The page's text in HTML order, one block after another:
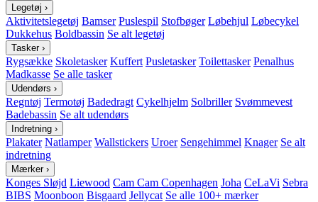
Legetøj ›
Aktivitetslegetøj Bamser Puslespil Stofbøger Løbehjul Løbecykel
Dukkehus Boldbassin Se alt legetøj
Tasker ›
Rygsække Skoletasker Kuffert Pusletasker Toilettasker Penalhus
Madkasse Se alle tasker
Udendørs ›
Regntøj Termotøj Badedragt Cykelhjelm Solbriller Svømmevest
Badebassin Se alt udendørs
Indretning ›
Plakater Natlamper Wallstickers Uroer Sengehimmel Knager Se alt
indretning
Mærker ›
Konges Sløjd Liewood Cam Cam Copenhagen Joha CeLaVi Sebra
BIBS Moonboon Bisgaard Jellycat Se alle 100+ mærker